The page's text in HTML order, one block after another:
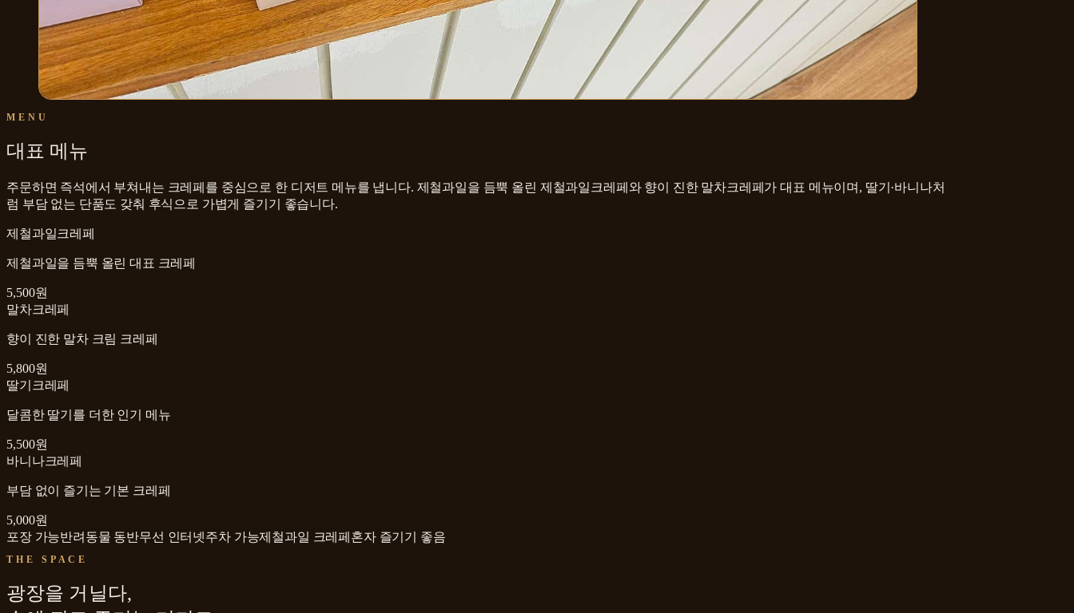
MENU
대표 메뉴
주문하면 즉석에서 부쳐내는 크레페를 중심으로 한 디저트 메뉴를 냅니다. 제철과일을 듬뿍 올린 제철과일크레페와 향이 진한 말차크레페가 대표 메뉴이며, 딸기·바니나처
럼 부담 없는 단품도 갖춰 후식으로 가볍게 즐기기 좋습니다.
제철과일크레페
제철과일을 듬뿍 올린 대표 크레페
5,500원
말차크레페
향이 진한 말차 크림 크레페
5,800원
딸기크레페
달콤한 딸기를 더한 인기 메뉴
5,500원
바니나크레페
부담 없이 즐기는 기본 크레페
5,000원
포장 가능반려동물 동반무선 인터넷주차 가능제철과일 크레페 혼자 즐기기 좋음
THE SPACE
광장을 거닐다,